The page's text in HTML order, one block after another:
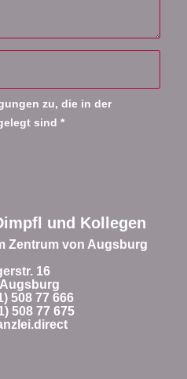
zu, die in der
sind *
und Kollegen
Zentrum von Augsburg
16
508 77 666
508 77 675